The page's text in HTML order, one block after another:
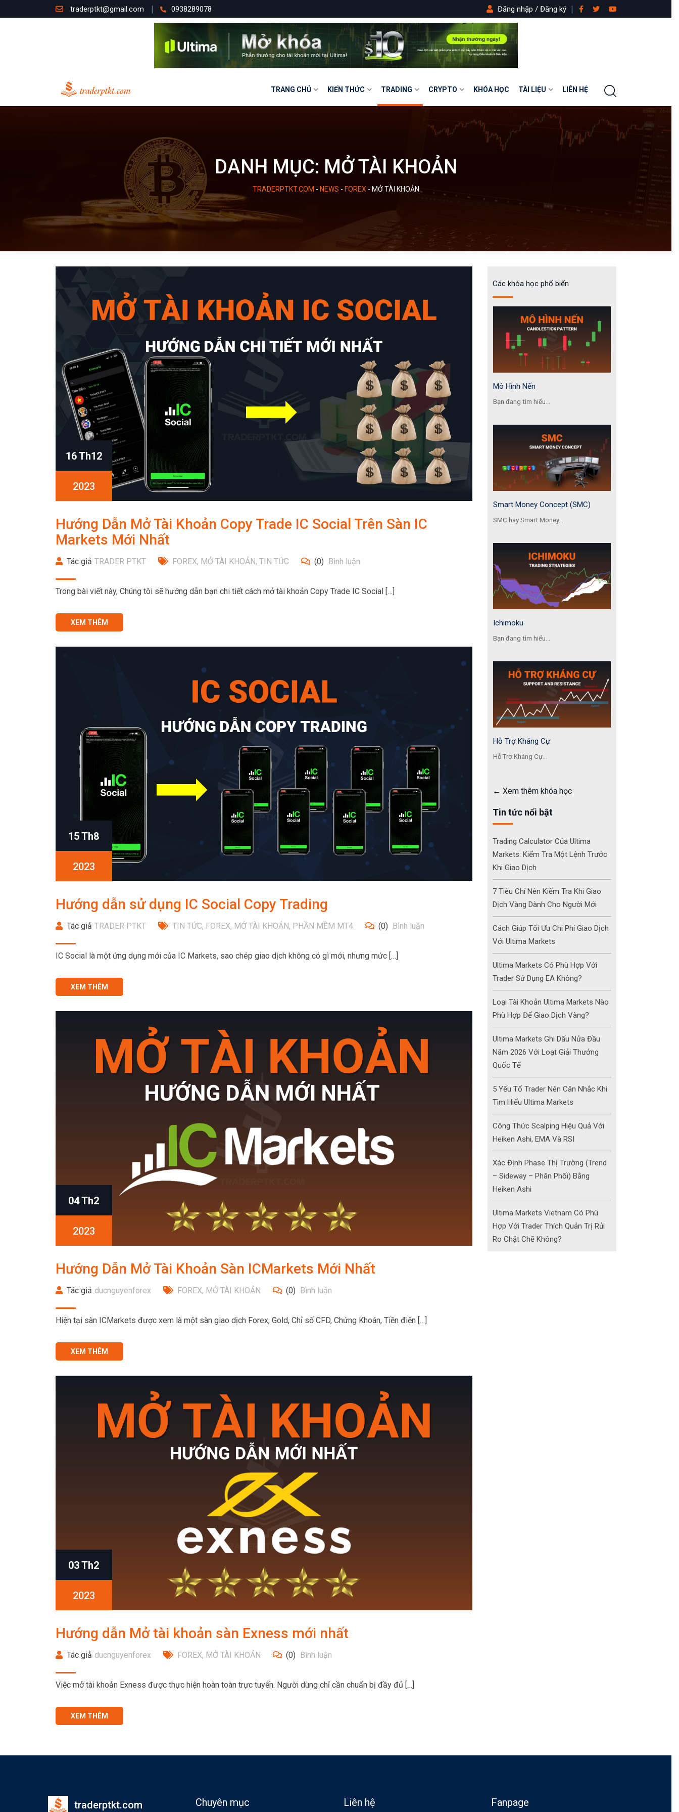
traderptkt@gmail.com 0938289078 Đăng nhập / Đăng ký
TRANG CHỦ KIẾN THỨC TRADING CRYPTO KHÓA HỌC TÀI LIỆU LIÊN HỆ
DANH MỤC: MỞ TÀI KHOẢN
TRADERPTKT.COM - NEWS - FOREX - MỞ TÀI KHOẢN
16 Th12
2023
Hướng Dẫn Mở Tài Khoản Copy Trade IC Social Trên Sàn IC
Markets Mới Nhất
Tác giả TRADER PTKT FOREX, MỞ TÀI KHOẢN, TIN TỨC (0) Bình luận
Trong bài viết này, Chúng tôi sẽ hướng dẫn bạn chi tiết cách mở tài khoản Copy Trade IC Social […]
XEM THÊM
15 Th8
2023
Hướng dẫn sử dụng IC Social Copy Trading
Tác giả TRADER PTKT TIN TỨC, FOREX, MỞ TÀI KHOẢN, PHẦN MỀM MT4 (0) Bình luận
IC Social là một ứng dụng mới của IC Markets, sao chép giao dịch không có gì mới, nhưng mức […]
XEM THÊM
04 Th2
2023
Hướng Dẫn Mở Tài Khoản Sàn ICMarkets Mới Nhất
Tác giả ducnguyenforex FOREX, MỞ TÀI KHOẢN (0) Bình luận
Hiện tại sàn ICMarkets được xem là một sàn giao dịch Forex, Gold, Chỉ số CFD, Chứng Khoán, Tiền điện […]
XEM THÊM
03 Th2
2023
Hướng dẫn Mở tài khoản sàn Exness mới nhất
Tác giả ducnguyenforex FOREX, MỞ TÀI KHOẢN (0) Bình luận
Việc mở tài khoản Exness được thực hiện hoàn toàn trực tuyến. Người dùng chỉ cần chuẩn bị đầy đủ […]
XEM THÊM
Các khóa học phổ biến
Mô Hình Nến
Bạn đang tìm hiểu...
Smart Money Concept (SMC)
SMC hay Smart Money...
Ichimoku
Bạn đang tìm hiểu...
Hỗ Trợ Kháng Cự
Hỗ Trợ Kháng Cự...
Xem thêm khóa học
Tin tức nổi bật
Trading Calculator Của Ultima
Markets: Kiểm Tra Một Lệnh Trước
Khi Giao Dịch
7 Tiêu Chí Nên Kiểm Tra Khi Giao
Dịch Vàng Dành Cho Người Mới
Cách Giúp Tối Ưu Chi Phí Giao Dịch
Với Ultima Markets
Ultima Markets Có Phù Hợp Với
Trader Sử Dụng EA Không?
Loại Tài Khoản Ultima Markets Nào
Phù Hợp Để Giao Dịch Vàng?
Ultima Markets Ghi Dấu Nửa Đầu
Năm 2026 Với Loạt Giải Thưởng
Quốc Tế
5 Yếu Tố Trader Nên Cân Nhắc Khi
Tìm Hiểu Ultima Markets
Công Thức Scalping Hiệu Quả Với
Heiken Ashi, EMA Và RSI
Xác Định Phase Thị Trường (Trend
– Sideway – Phân Phối) Bằng
Heiken Ashi
Ultima Markets Vietnam Có Phù
Hợp Với Trader Thích Quản Trị Rủi
Ro Chặt Chẽ Không?
traderptkt.com Chuyên mục Liên hệ Fanpage